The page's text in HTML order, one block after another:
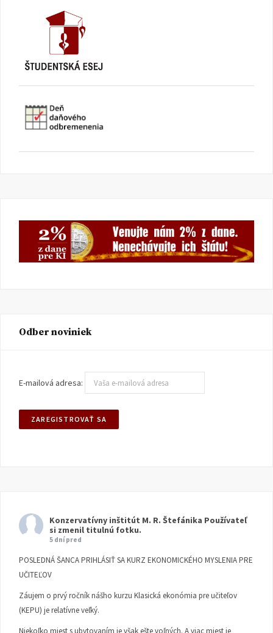
Odber noviniek
E-mailová adresa:
Konzervatívny inštitút M. R. Štefánika Používateľ
si zmenil titulnú fotku.
5 dní pred
POSLEDNÁ ŠANCA PRIHLÁSIŤ SA KURZ EKONOMICKÉHO MYSLENIA PRE
UČITEĽOV
Záujem o prvý ročník nášho kurzu Klasická ekonómia pre učiteľov
(KEPU) je relatívne veľký.